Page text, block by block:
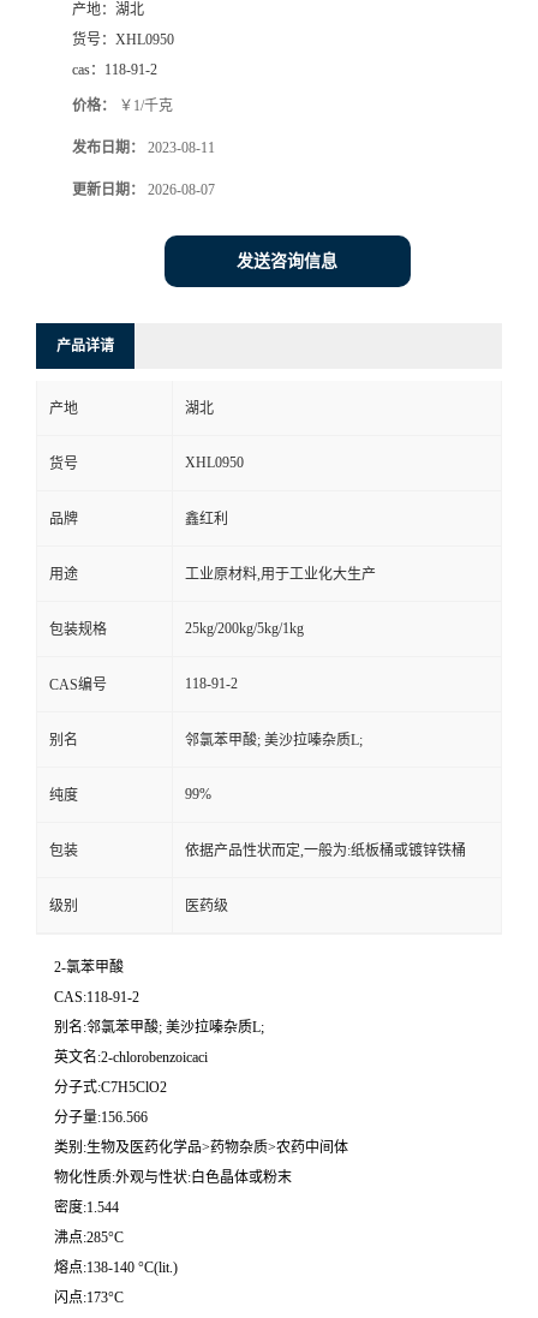
产地： 湖北
货号： XHL0950
cas： 118-91-2
价格： ￥1/千克
发布日期： 2023-08-11
更新日期： 2026-08-07
发送咨询信息
产品详请
产地 湖北
货号 XHL0950
品牌 鑫红利
用途 工业原材料,用于工业化大生产
包装规格 25kg/200kg/5kg/1kg
CAS编号 118-91-2
别名 邻氯苯甲酸; 美沙拉嗪杂质L;
纯度 99%
包装 依据产品性状而定,一般为:纸板桶或镀锌铁桶
级别 医药级
2-氯苯甲酸
CAS:118-91-2
别名:邻氯苯甲酸; 美沙拉嗪杂质L;
英文名:2-chlorobenzoicaci
分子式:C7H5ClO2
分子量:156.566
类别:生物及医药化学品>药物杂质>农药中间体
物化性质:外观与性状:白色晶体或粉末
密度:1.544
沸点:285°C
熔点:138-140 °C(lit.)
闪点:173°C